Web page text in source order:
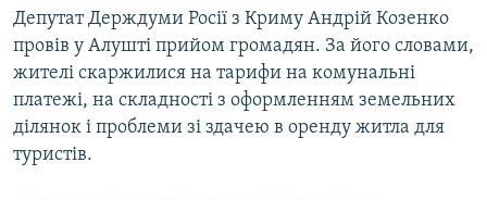
Усі сайти RFE/RL
Депутат Держдуми Росії з Криму Андрій Козенко
провів у Алушті прийом громадян. За його словами,
жителі скаржилися на тарифи на комунальні
платежі, на складності з оформленням земельних
ділянок і проблеми зі здачею в оренду житла для
туристів.